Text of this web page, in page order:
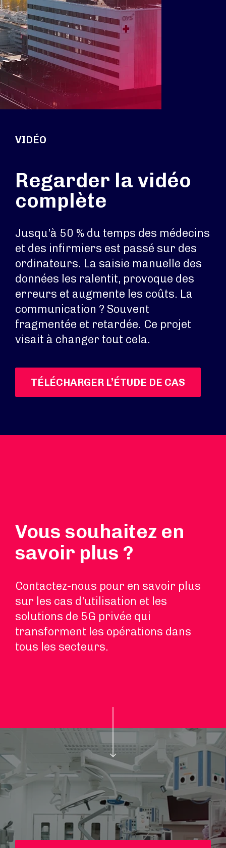
VIDÉO
Regarder la vidéo
complète
Jusqu’à 50 % du temps des médecins
et des infirmiers est passé sur des
ordinateurs. La saisie manuelle des
données les ralentit, provoque des
erreurs et augmente les coûts. La
communication ? Souvent
fragmentée et retardée. Ce projet
visait à changer tout cela.
TÉLÉCHARGER L’ÉTUDE DE CAS
Vous souhaitez en
savoir plus ?
Contactez-nous pour en savoir plus
sur les cas d’utilisation et les
solutions de 5G privée qui
transforment les opérations dans
tous les secteurs.